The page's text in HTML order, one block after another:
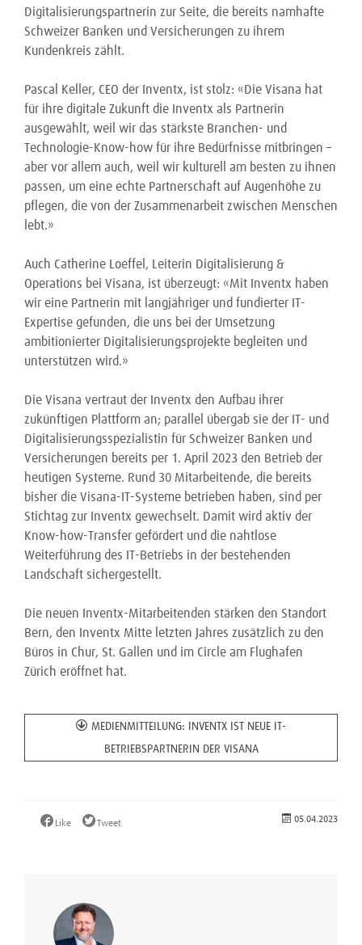
Digitalisierungspartnerin zur Seite, die bereits namhafte
Schweizer Banken und Versicherungen zu ihrem
Kundenkreis zählt.
Pascal Keller, CEO der Inventx, ist stolz: «Die Visana hat
für ihre digitale Zukunft die Inventx als Partnerin
ausgewählt, weil wir das stärkste Branchen- und
Technologie-Know-how für ihre Bedürfnisse mitbringen –
aber vor allem auch, weil wir kulturell am besten zu ihnen
passen, um eine echte Partnerschaft auf Augenhöhe zu
pflegen, die von der Zusammenarbeit zwischen Menschen
lebt.»
Auch Catherine Loeffel, Leiterin Digitalisierung &
Operations bei Visana, ist überzeugt: «Mit Inventx haben
wir eine Partnerin mit langjähriger und fundierter IT-
Expertise gefunden, die uns bei der Umsetzung
ambitionierter Digitalisierungsprojekte begleiten und
unterstützen wird.»
Die Visana vertraut der Inventx den Aufbau ihrer
zukünftigen Plattform an; parallel übergab sie der IT- und
Digitalisierungsspezialistin für Schweizer Banken und
Versicherungen bereits per 1. April 2023 den Betrieb der
heutigen Systeme. Rund 30 Mitarbeitende, die bereits
bisher die Visana-IT-Systeme betrieben haben, sind per
Stichtag zur Inventx gewechselt. Damit wird aktiv der
Know-how-Transfer gefördert und die nahtlose
Weiterführung des IT-Betriebs in der bestehenden
Landschaft sichergestellt.
Die neuen Inventx-Mitarbeitenden stärken den Standort
Bern, den Inventx Mitte letzten Jahres zusätzlich zu den
Büros in Chur, St. Gallen und im Circle am Flughafen
Zürich eröffnet hat.
MEDIENMITTEILUNG: INVENTX IST NEUE IT-
BETRIEBSPARTNERIN DER VISANA
Like Tweet 05.04.2023